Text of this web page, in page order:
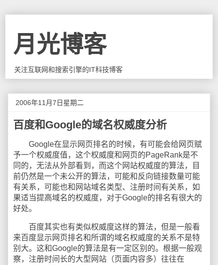
月光博客
关注互联网和搜索引擎的IT科技博客
2006年11月7日星期二
百度和Google的域名权威度分析
Google在显示网页排名的时候，有可能会给网页赋
予一个权威度值，这个权威度和网页的PageRank是不
同的，无法从外部看到，而这个网站权威度的算法，目
前仍然是一个未公开的算法，可能和反向链接数量可能
有关系，可能也和网站域名类型、注册时间有关系，如
果适当提高域名的权威度，对于Google的排名有很大的
好处。
百度其实也有类似权威度这样的算法，但是一般看
来百度显示网页排名和所谓的域名权威度的关系不是特
别大。这和Google的算法是有一定区别的。根据一般观
察，注册时间长的大型网站（页面内容多）往往在